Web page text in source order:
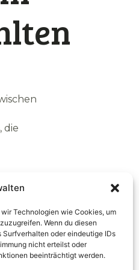
Technologien wie Cookies, um
Wenn du diesen
oder eindeutige IDs
nicht erteilst oder
beeinträchtigt werden.
die
Apfel-
von